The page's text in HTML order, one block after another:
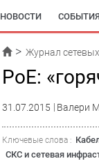
НОВОСТИ СОБЫТИЯ
Журнал
PoE:
31.07.2015 Валери
Ключевые слова :
СКС и сетевая